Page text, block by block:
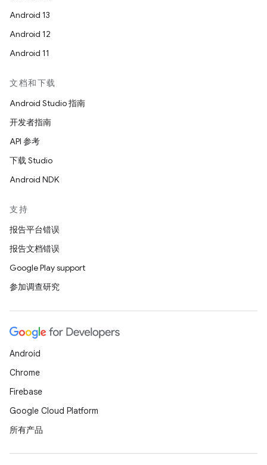
Android 13
Android 12
Android 11
文档和下载
Android Studio 指南
开发者指南
API 参考
下载 Studio
Android NDK
支持
报告平台错误
报告文档错误
Google Play support
参加调查研究
Android
Chrome
Firebase
Google Cloud Platform
所有产品